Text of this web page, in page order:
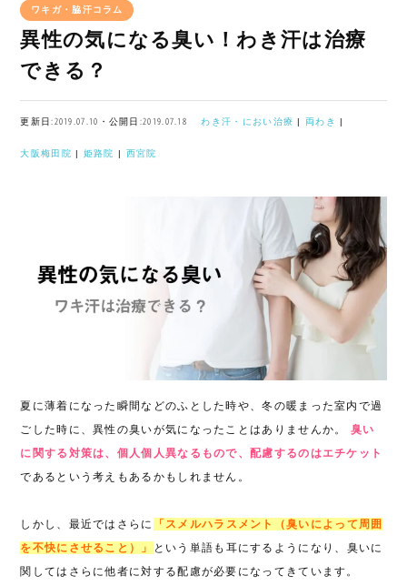
ワキガ・脇汗コラム
異性の気になる臭い！わき汗は治療
できる？
更新日:2019.07.10・公開日:2019.07.18 わき汗・におい治療 両わき
大阪梅田院 姫路院 西宮院
夏に薄着になった瞬間などのふとした時や、冬の暖まった室内で過
ごした時に、異性の臭いが気になったことはありませんか。 臭い
に関する対策は、個人個人異なるもので、配慮するのはエチケット
であるという考えもあるかもしれません。
しかし、最近ではさらに
「スメルハラスメント（臭いによって周囲
を不快にさせること）」
という単語も耳にするようになり、臭いに
関してはさらに他者に対する配慮が必要になってきています。